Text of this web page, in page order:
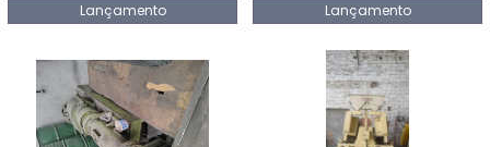
Lançamento Lançamento